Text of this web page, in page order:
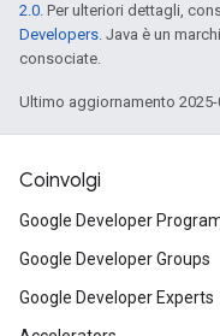
2.0. Per ulteriori dettagli,
Developers. Java è un
consociate.
Ultimo aggiornamento 2025-
Coinvolgi
Google Developer
Google Developer Groups
Google Developer Experts